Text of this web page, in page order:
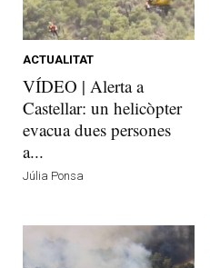
ACTUALITAT
VÍDEO | Alerta a
Castellar: un helicòpter
evacua dues persones
a...
Júlia Ponsa